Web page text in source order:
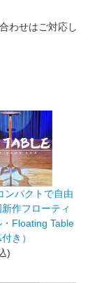
せはご対応し
ンパクトで自由
作フローティ
Floating Table
き）
)